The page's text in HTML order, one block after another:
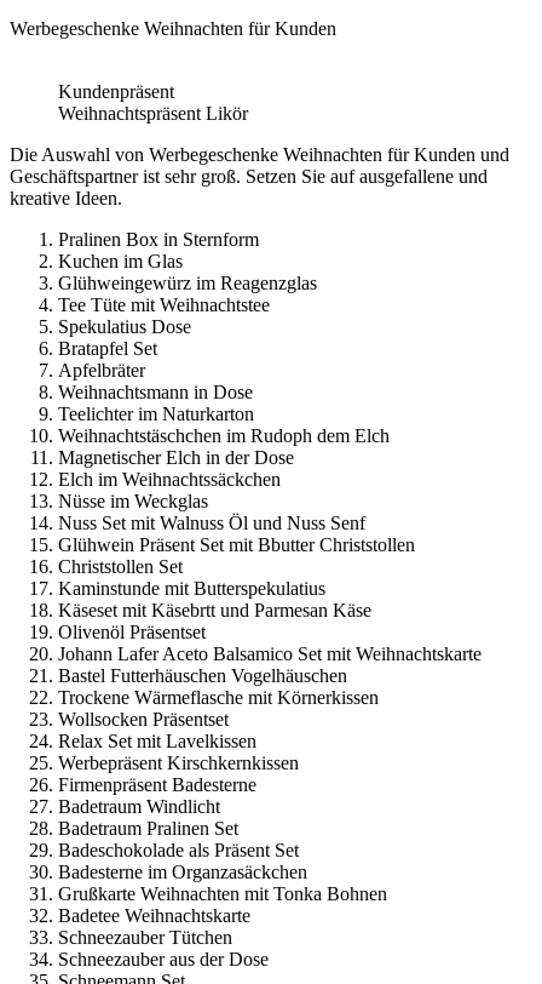
Werbegeschenke Weihnachten für Kunden
Kundenpräsent
Weihnachtspräsent Likör
Die Auswahl von Werbegeschenke Weihnachten für Kunden und
Geschäftspartner ist sehr groß. Setzen Sie auf ausgefallene und
kreative Ideen.
Pralinen Box in Sternform
Kuchen im Glas
Glühweingewürz im Reagenzglas
Tee Tüte mit Weihnachtstee
Spekulatius Dose
Bratapfel Set
Apfelbräter
Weihnachtsmann in Dose
Teelichter im Naturkarton
Weihnachtstäschchen im Rudoph dem Elch
Magnetischer Elch in der Dose
Elch im Weihnachtssäckchen
Nüsse im Weckglas
Nuss Set mit Walnuss Öl und Nuss Senf
Glühwein Präsent Set mit Bbutter Christstollen
Christstollen Set
Kaminstunde mit Butterspekulatius
Käseset mit Käsebrtt und Parmesan Käse
Olivenöl Präsentset
Johann Lafer Aceto Balsamico Set mit Weihnachtskarte
Bastel Futterhäuschen Vogelhäuschen
Trockene Wärmeflasche mit Körnerkissen
Wollsocken Präsentset
Relax Set mit Lavelkissen
Werbepräsent Kirschkernkissen
Firmenpräsent Badesterne
Badetraum Windlicht
Badetraum Pralinen Set
Badeschokolade als Präsent Set
Badesterne im Organzasäckchen
Grußkarte Weihnachten mit Tonka Bohnen
Badetee Weihnachtskarte
Schneezauber Tütchen
Schneezauber aus der Dose